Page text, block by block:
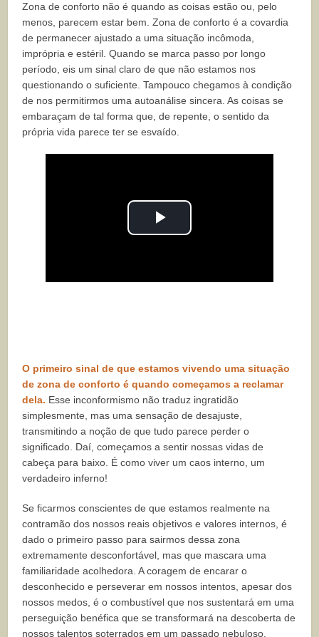
Zona de conforto não é quandoas coisas estão ou, pelo
menos, parecem estar bem. Zona de conforto é a covardia
de permanecer ajustado a uma situação incômoda,
imprópria e estéril. Quando se marca passo por longo
período, eis um sinal claro de que não estamos nos
questionando o suficiente. Tampouco chegamosà condição
de nos permitirmos uma autoanálise sincera. As coisas se
embaraçam de tal forma que, de repente, o sentido da
própria vida parece ter se esvaído.
Play
O primeiro sinal de que estamos vivendo uma situação
de zona de conforto é quando começamos a reclamar
dela. Esse inconformismo não traduz ingratidão
simplesmente, mas uma sensação dedesajuste,
transmitindo a noção de que tudo parece perder o
significado. Daí, começamos a sentir nossas vidas de
cabeça para baixo. É como viver um caos interno, um
verdadeiro inferno!
Se ficarmos conscientes de que estamos realmente na
contramão dos nossos reais objetivos e valores internos, é
dado o primeiro passo para sairmos dessa zona
extremamente desconfortável, mas que mascara uma
familiaridade acolhedora. A coragem de encarar o
desconhecido e perseverar em nossos intentos, apesar dos
nossos medos, é o combustível que nos sustentará em uma
perseguição benéfica que se transformará na descoberta de
nossos talentos soterrados em um passado nebuloso.